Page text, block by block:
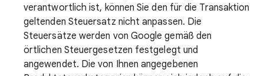
verantwortlich ist, können Sie den für die Transaktion
geltenden Steuersatz nicht anpassen. Die
Steuersätze werden von Google gemäß den
örtlichen Steuergesetzen festgelegt und
angewendet. Die von Ihnen angegebenen